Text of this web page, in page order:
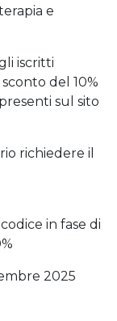
e
iscritti
del 10%
sul sito
richiedere il
in fase di
2025